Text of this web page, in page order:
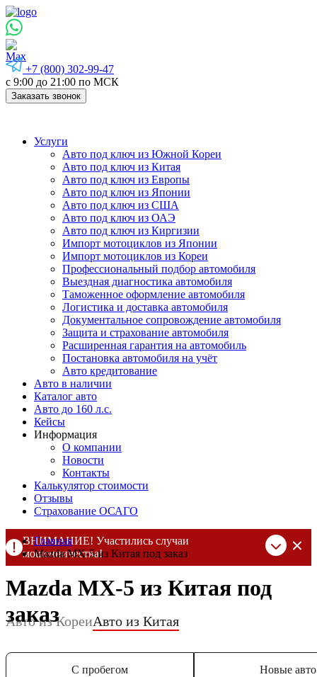
+7 (800) 302-99-47
с 9:00 до 21:00 по МСК
Заказать звонок
Услуги
Авто под ключ из Южной Кореи
Авто под ключ из Китая
Авто под ключ из Европы
Авто под ключ из Японии
Авто под ключ из США
Авто под ключ из ОАЭ
Авто под ключ из Киргизии
Импорт мотоциклов из Японии
Импорт мотоциклов из Кореи
Профессиональный подбор автомобиля
Выездная диагностика автомобиля
Таможенное оформление автомобиля
Логистика и доставка автомобиля
Документальное сопровождение автомобиля
Защита и страхование автомобиля
Расширенная гарантия на автомобиль
Постановка автомобиля на учёт
Авто кредитование
Авто в наличии
Каталог авто
Авто до 160 л.с.
Кейсы
Информация
О компании
Новости
Контакты
Калькулятор стоимости
Отзывы
Страхование ОСАГО
ВНИМАНИЕ! Участились случаи
мошенничества!
по выставленному счету на Т-банк от ИП Алексеевских С.В.
При любых подозрениях, свяжитесь с нами по официальным
контактам, указанным в соц сетях и на сайте
Главная
Mazda MX-5 из Китая под заказ
Mazda MX-5 из Китая под
заказ
Авто из КореиАвто из Китая
С пробегом Новые авто